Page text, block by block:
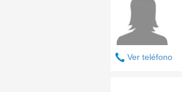
Ver teléfono